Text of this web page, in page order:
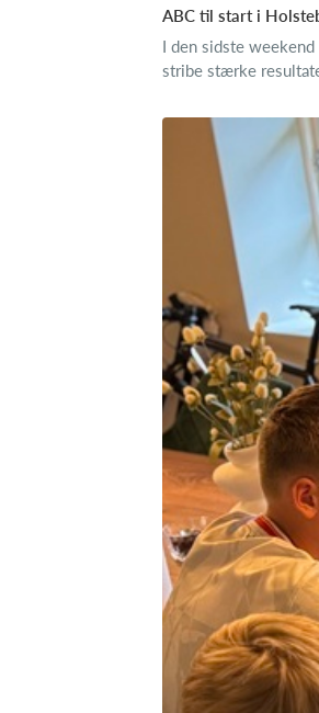
ABC til start i
I den sidste
stribe stærke